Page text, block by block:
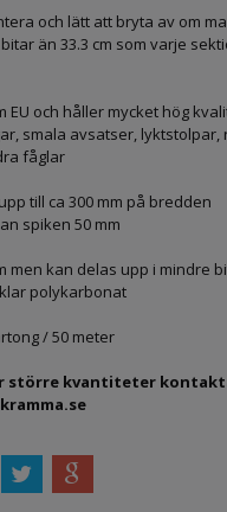
och lätt att bryta av om
än 33.3 cm som varje
EU och håller mycket hög
smala avsatser, lyktstolpar,
fåglar
till ca 300 mm på bredden
spiken 50 mm
men kan delas upp i mindre
polykarbonat
/ 50 meter
större kvantiteter